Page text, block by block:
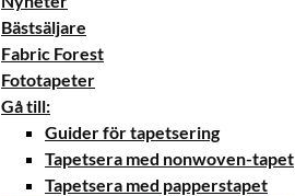
Bästsäljare
Fabric Forest
Fototapeter
Gå till:
Guider för tapetsering
Tapetsera med nonwoven-tapet
Tapetsera med papperstapet